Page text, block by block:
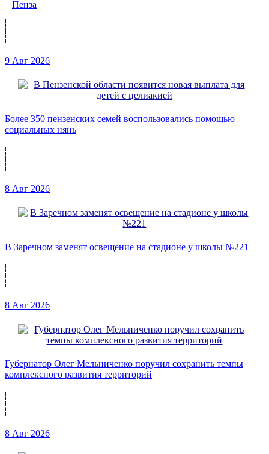
Пенза
9 Авг 2026
Более 350 пензенских семей воспользовались помощью
социальных нянь
8 Авг 2026
В Заречном заменят освещение на стадионе у школы №221
8 Авг 2026
Губернатор Олег Мельниченко поручил сохранить темпы
комплексного развития территорий
8 Авг 2026